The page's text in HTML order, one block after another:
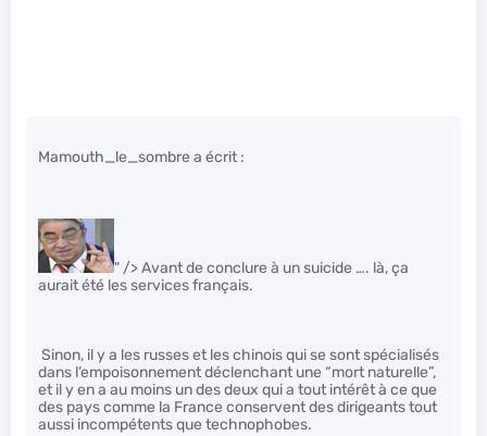
Mamouth_le_sombre a écrit :
" /> Avant de conclure à un suicide …. là, ça
aurait été les services français.
Sinon, il y a les russes et les chinois qui se sont spécialisés
dans l’empoisonnement déclenchant une “mort naturelle”,
et il y en a au moins un des deux qui a tout intérêt à ce que
des pays comme la France conservent des dirigeants tout
aussi incompétents que technophobes.